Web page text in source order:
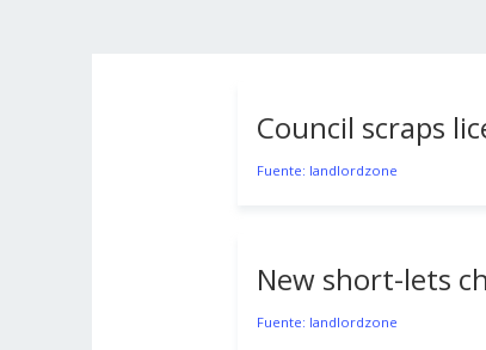
Council scraps
Fuente: landlordzone
New short-lets
Fuente: landlordzone